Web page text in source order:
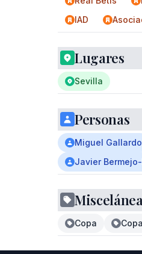
IAD
Lugares
Sevilla
Personas
Miguel Gallardo
Javier
Copa